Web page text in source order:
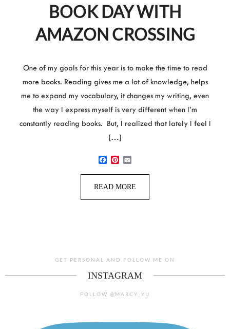
BOOK DAY WITH
AMAZON CROSSING
One of my goals for this year is to make the time to read
more books. Reading gives me a lot of knowledge, helps
me to expand my vocabulary, it changes my writing, even
the way I express myself is very different when I’m
constantly reading books. But, I realized that lately I feel I
[…]
READ MORE
GET PERSONAL AND FOLLOW ME ON
INSTAGRAM
FOLLOW @MARCY_YU